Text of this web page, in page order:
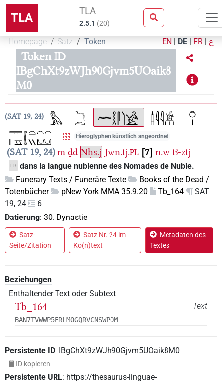
TLA TLA
2.5.1 (20)
Homepage Satz Token EN | DE | FR | ع
Token ID
IBgChXt9zWJh90Gjvm5UOaik8
M0
SAT 19, 24
Hieroglyphen künstlich angeordnet
SAT 19, 24 m ḏd Nḥs.j Jwn.tj.PL 7 n.w tꜣ-ztj
FR dans la langue nubienne des Nomades de Nubie.
Funerary Texts / Funeräre Texte
Books of the Dead /
Totenbücher
pNew York MMA 35.9.20 Tb_164
SAT
19, 24
6
Datierung: 30. Dynastie
Satz-
Seite/Zitation
Satz Nr. 24 im
Ko(n)text
Metadaten des
Textes
Beziehungen
Enthaltender Text oder Subtext
Text
Tb_164
BAN7TVWWP5ERLMOGQRVCNSWPOM
Persistente ID: IBgChXt9zWJh90Gjvm5UOaik8M0
ID kopieren
Persistente URL: https://thesaurus-linguae-